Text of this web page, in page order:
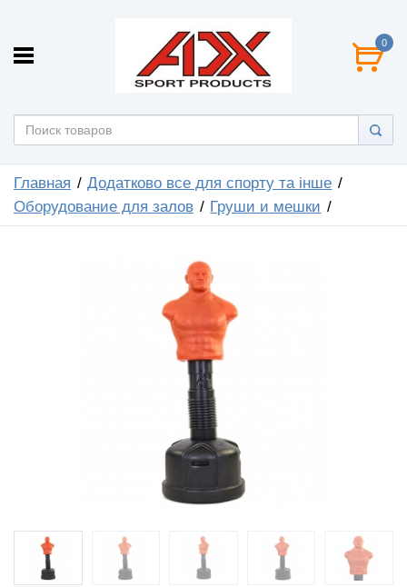
0
Главная
Додатково все для спорту та інше
Оборудование для залов
Груши и мешки